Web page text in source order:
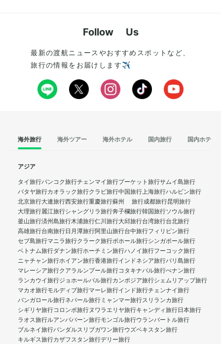
Follow Us
最新の渡航ニュースやおすすめスポットなど、
旅行の情報をお届けします✈️
海外旅行 海外ツアー 海外ホテル 国内旅行 国内ホテル
アジア
タイ旅行バンコク旅行チェンマイ旅行プーケット旅行サムイ島旅行
パタヤ旅行カオラック旅行クラビ旅行中国旅行上海旅行ハルビン旅行
北京旅行大連旅行西安旅行重慶旅行蘇州 旅行成都旅行昆明旅行
大理旅行麗江旅行シャングリラ旅行奔子欄旅行韓国旅行ソウル旅行
釜山旅行済州島旅行木浦旅行仁川旅行大邱旅行台湾旅行台北旅行
高雄旅行台南旅行日月潭旅行阿里山旅行台中旅行フィリピン旅行
セブ島旅行マニラ旅行クラーク旅行ボホール旅行シンガポール旅行
ベトナム旅行ダナン旅行ホーチミン旅行ハノイ旅行フーコック旅行
ニャチャン旅行ホイアン旅行香港旅行インドネシア旅行バリ島旅行
マレーシア旅行クアラルンプール旅行コタキナバル旅行ぺナン旅行
ランカウイ旅行ジョホールバル旅行カンボジア旅行シェムリアップ旅行
マカオ旅行モルディブ旅行マーレ旅行インド旅行チェンナイ旅行
バンガロール旅行ネパール旅行 ミャンマー旅行スリランカ旅行
シギリヤ旅行コロンボ旅行ヌワラエリヤ旅行キャンディ旅行日本旅行
ラオス旅行ルアンパバーン旅行モンゴル旅行ウランバートル旅行
ブルネイ旅行バンダルスリブガワン旅行ウズベキスタン旅行
キルギス旅行カザフスタン旅行デリー旅行